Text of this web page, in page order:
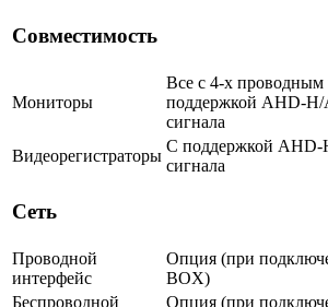
Совместимость
Мониторы
Все с 4-х
поддержкой AHD-
сигнала
Видеорегистраторы
С поддержкой
сигнала
Сеть
Проводной
интерфейс
Опция (при
BOX)
Беспроводной
Опция (при